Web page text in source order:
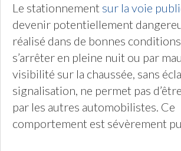
Le stationnement sur la voie
devenir potentiellement
réalisé dans de bonnes
s’arrêter en pleine nuit ou par
visibilité sur la chaussée, sans
signalisation, ne permet pas
par les autres automobilistes. Ce
comportement est sévèrement